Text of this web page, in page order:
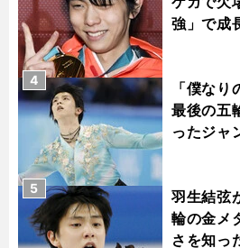
強」で成
「僕なり
最後の五
ったジャ
4
羽生結弦
輪の金メ
さを知っ
5